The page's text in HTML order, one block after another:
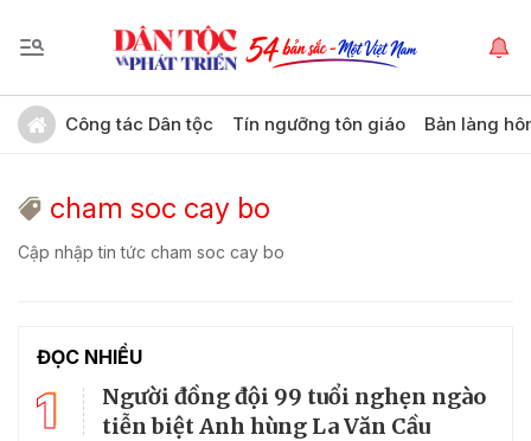
Công tác Dân tộc Tín ngưỡng tôn giáo Bản làng
cham soc cay bo
Cập nhập tin tức cham soc cay bo
ĐỌC NHIỀU
1
Người đồng đội 99 tuổi nghẹn ngào
tiễn biệt Anh hùng La Văn Cầu